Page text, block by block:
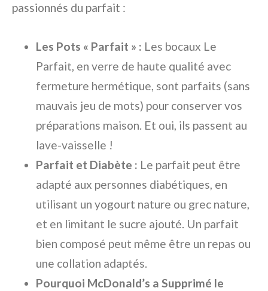
passionnés du parfait :
Les Pots « Parfait » : Les bocaux Le
Parfait, en verre de haute qualité avec
fermeture hermétique, sont parfaits (sans
mauvais jeu de mots) pour conserver vos
préparations maison. Et oui, ils passent au
lave-vaisselle !
Parfait et Diabète : Le parfait peut être
adapté aux personnes diabétiques, en
utilisant un yogourt nature ou grec nature,
et en limitant le sucre ajouté. Un parfait
bien composé peut même être un repas ou
une collation adaptés.
Pourquoi McDonald’s a Supprimé le